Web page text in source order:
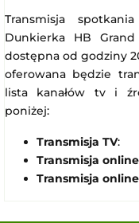
Transmisja
Dunkierka HB
dostępna od godziny
oferowana będzie
lista kanałów tv i
poniżej:
Transmisja TV:
Transmisja
Transmisja